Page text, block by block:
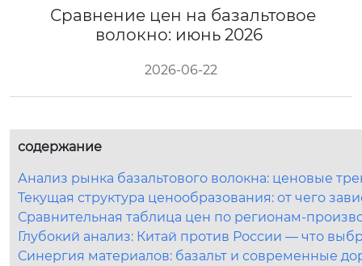
Сравнение цен на базальтовое
волокно: июнь 2026
2026-06-22
содержание
Анализ рынка базальтового волокна: ценовые
Текущая структура ценообразования: от чего
Сравнительная таблица цен по регионам-
Глубокий анализ: Китай против России — что
Синергия материалов: базальт и современные